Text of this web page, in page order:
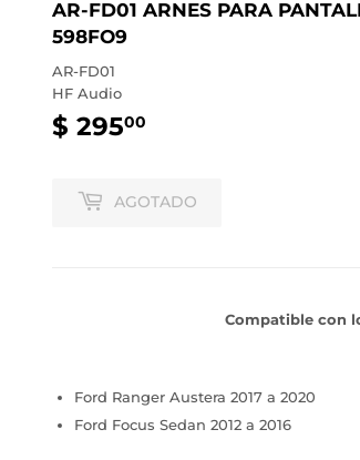
AR-FD01 ARNES PARA
598FO9
AR-FD01
HF Audio
$ 29500
AGOTADO
Compatible con
Ford Ranger Austera 2017 a 2020
Ford Focus Sedan 2012 a 2016